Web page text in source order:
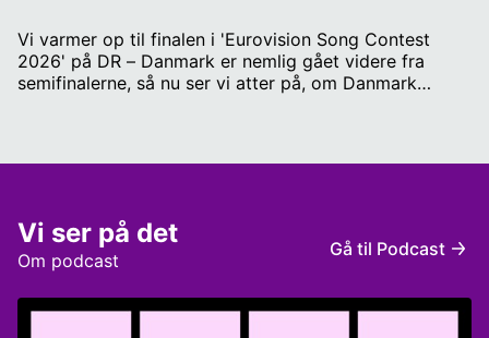
Vi varmer op til finalen i 'Eurovision Song Contest
2026' på DR – Danmark er nemlig gået videre fra
semifinalerne, så nu ser vi atter på, om Danmark
journalist og anmelder hos Radio IIII Panel: Christian
Om podcast
Vi ser på det Gå til Podcast